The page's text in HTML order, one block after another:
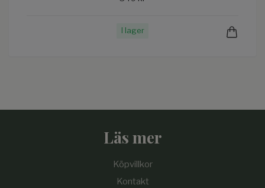
I lager
Läs mer
Köpvillkor
Kontakt